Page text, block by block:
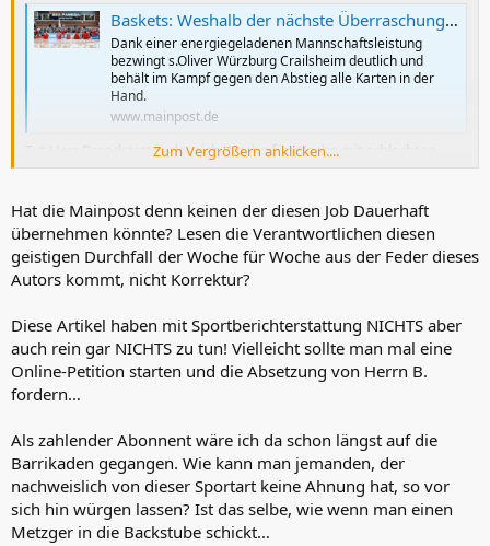
Baskets: Weshalb der nächste Überraschungssieg so eminent wichtig war
Dank einer energiegeladenen Mannschaftsleistung
bezwingt s.Oliver Würzburg Crailsheim deutlich und
behält im Kampf gegen den Abstieg alle Karten in der
Hand.
www.mainpost.de
Tut Herr Brandstetter, der sich Woche für Woche mit schlechten
Artikeln selbst übertrifft, echt das Würzburger Publikum kritisieren?
laut dem Artikel kam Parodi mit einem Muskelfaserriss vom
Landerspiel zurück
Zum Vergrößern anklicken....
Hat die Mainpost denn keinen der diesen Job Dauerhaft
übernehmen könnte? Lesen die Verantwortlichen diesen
geistigen Durchfall der Woche für Woche aus der Feder dieses
Autors kommt, nicht Korrektur?
Diese Artikel haben mit Sportberichterstattung NICHTS aber
auch rein gar NICHTS zu tun! Vielleicht sollte man mal eine
Online-Petition starten und die Absetzung von Herrn B.
fordern…
Als zahlender Abonnent wäre ich da schon längst auf die
Barrikaden gegangen. Wie kann man jemanden, der
nachweislich von dieser Sportart keine Ahnung hat, so vor
sich hin würgen lassen? Ist das selbe, wie wenn man einen
Metzger in die Backstube schickt…